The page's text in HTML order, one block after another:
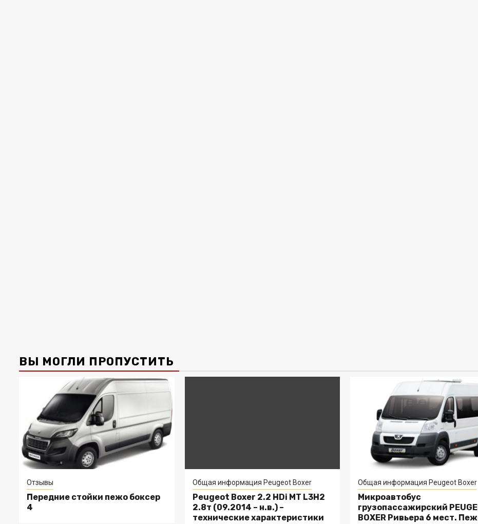
ВЫ МОГЛИ ПРОПУСТИТЬ
Отзывы
Передние стойки пежо боксер
4
Общая информация Peugeot Boxer
Peugeot Boxer 2.2 HDi MT L3H2
2.8т (09.2014 – н.в.) –
технические характеристики
Общая информация Peugeot Boxer
Микроавтобус
грузопассажирский
BOXER Ривьера 6 мест.